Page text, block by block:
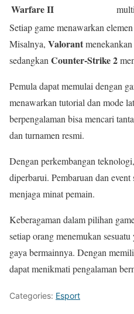
Warfare II
Setiap game menawarkan
Misalnya, Valorant
sedangkan Counter-Strike 2
Pemula dapat memulai dengan
menawarkan tutorial dan mode
berpengalaman bisa mencari
dan turnamen resmi.
Dengan perkembangan
diperbarui. Pembaruan dan
menjaga minat pemain.
Keberagaman dalam pilihan
setiap orang menemukan
gaya bermainnya. Dengan
dapat menikmati pengalaman
Categories: Esport